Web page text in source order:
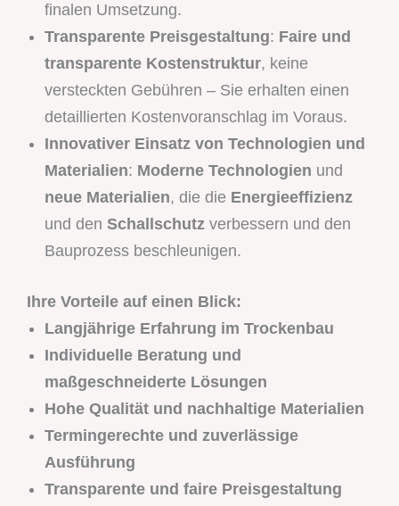
finalen Umsetzung.
Transparente Preisgestaltung: Faire und
transparente Kostenstruktur, keine
versteckten Gebühren – Sie erhalten einen
detaillierten Kostenvoranschlag im Voraus.
Innovativer Einsatz von Technologien und
Materialien: Moderne Technologien und
neue Materialien, die die Energieeffizienz
und den Schallschutz verbessern und den
Bauprozess beschleunigen.
Ihre Vorteile auf einen Blick:
Langjährige Erfahrung im Trockenbau
Individuelle Beratung und
maßgeschneiderte Lösungen
Hohe Qualität und nachhaltige Materialien
Termingerechte und zuverlässige
Ausführung
Transparente und faire Preisgestaltung